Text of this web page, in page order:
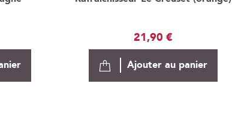
21,90 €
Ajouter au panier